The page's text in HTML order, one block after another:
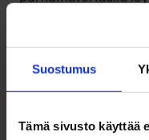
Suostumus
Tämä sivusto käyttää
määräluettelosta,
esimerkiksi
kohteessa suurin
testata
pituisia seuraavaan